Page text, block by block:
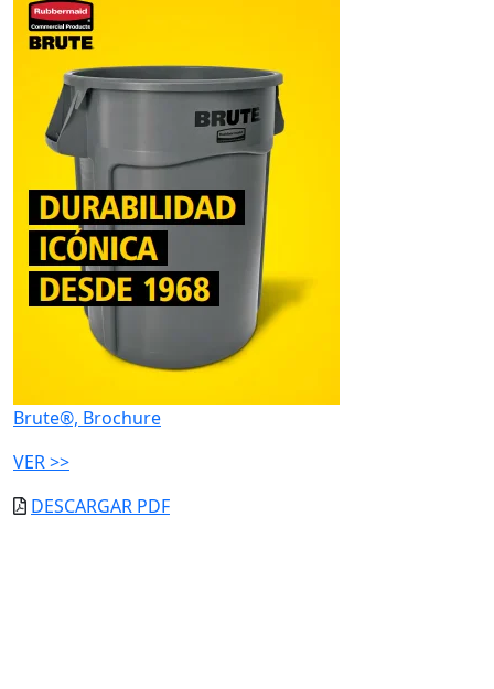
Brute®, Brochure
VER >>
DESCARGAR PDF